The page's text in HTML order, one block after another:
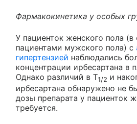
Фармакокинетика у особых
У пациенток женского пола (в
пациентами мужского пола) с
гипертензией наблюдались
концентрации ирбесартана в
Однако различий в Т1/2 и
ирбесартана обнаружено не
дозы препарата у пациенток
требуется.